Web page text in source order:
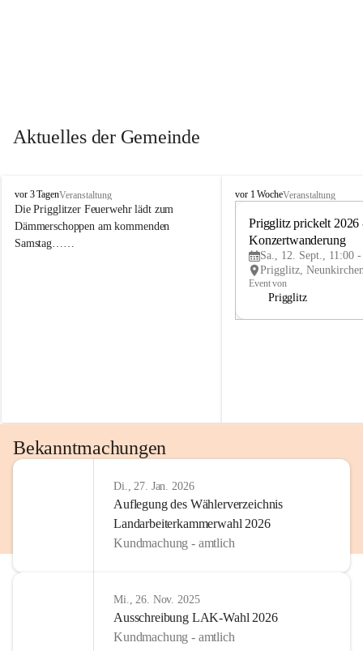
Aktuelles der Gemeinde
P
r
i
g
vor 3 TagenVeranstaltung
Die Prigglitzer Feuerwehr lädt zum
Dämmerschoppen am kommenden
Samstag……
P
vor 1 WocheVeranstaltung
Prigglitz prickelt 2026
Konzertwanderung
Sa., 12. Sept., 11:00
Event von
Prigglitz
Bekanntmachungen
Di., 27. Jan. 2026
Auflegung des Wählerverzeichnis
Landarbeiterkammerwahl 2026
Kundmachung - amtlich
Mi., 26. Nov. 2025
Ausschreibung LAK-Wahl 2026
Kundmachung - amtlich